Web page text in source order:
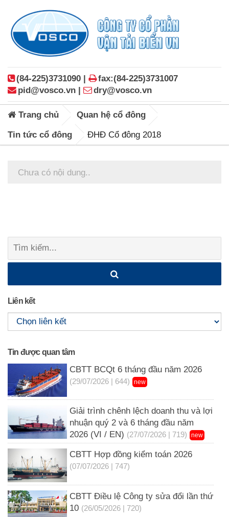
(84-225)3731090 |
fax:(84-225)3731007
pid@vosco.vn |
dry@vosco.vn
Trang chủ Quan hệ cổ đông
Tin tức cổ đông ĐHĐ Cổ đông 2018
Chưa có nội dung..
navigation
Tìm
Liên kết
Tin được quan tâm
CBTT BCQt 6 tháng đầu năm 2026
(29/07/2026 | 644) new
Giải trình chênh lệch doanh thu và lợi
nhuận quý 2 và 6 tháng đầu năm
2026 (VI / EN) (27/07/2026 | 719) new
CBTT Hợp đồng kiểm toán 2026
(07/07/2026 | 747)
CBTT Điều lệ Công ty sửa đổi lần thứ
10 (26/05/2026 | 720)